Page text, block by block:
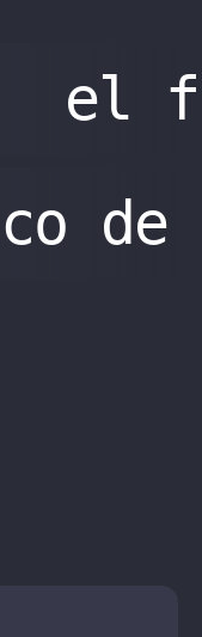
el
de